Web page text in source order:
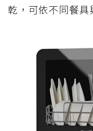
乾，可依不同餐具